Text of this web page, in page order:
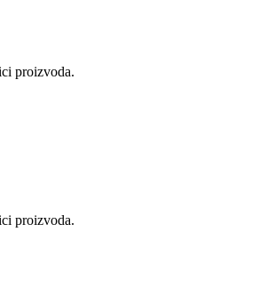
proizvoda.
proizvoda.